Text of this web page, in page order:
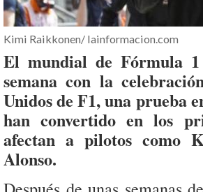
Kimi Raikkonen/ lainformacion.com
El mundial de Fórmula
semana con la
Unidos de F1, una prueba
han convertido en los
afectan a pilotos como
Alonso.